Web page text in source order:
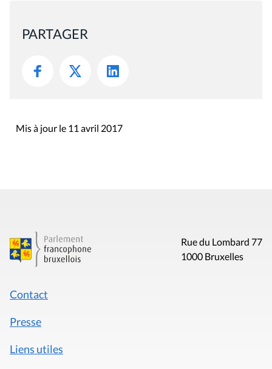
PARTAGER
Mis à jour le 11 avril 2017
Rue du Lombard 77
1000 Bruxelles
Contact
Presse
Liens utiles